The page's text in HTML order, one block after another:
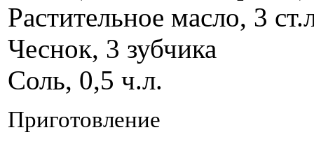
Растительное масло, 3
Чеснок, 3 зубчика
Соль, 0,5 ч.л.
Приготовление